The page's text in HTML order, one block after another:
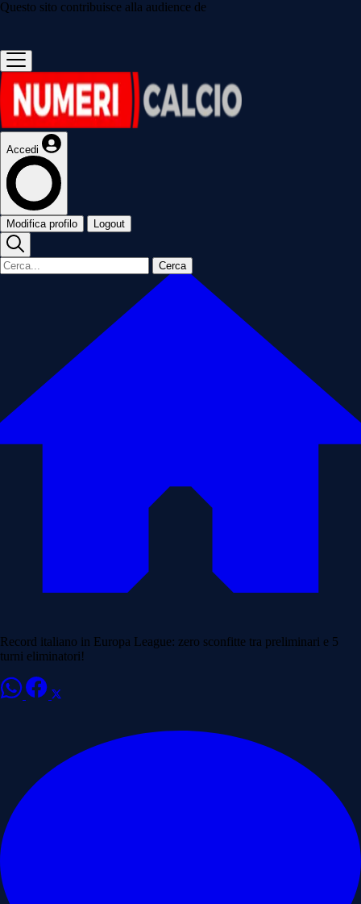
Questo sito contribuisce alla audience de
Accedi
Modifica profilo Logout
Cerca
Record italiano in Europa League: zero sconfitte tra preliminari e 5
turni eliminatori!